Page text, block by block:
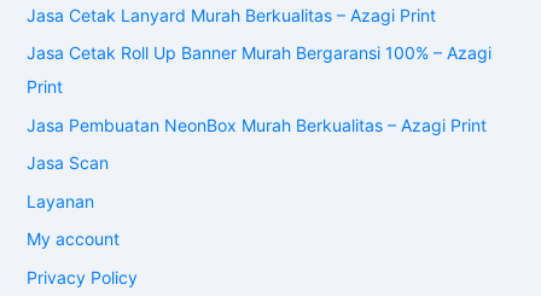
Jasa Cetak Lanyard Murah Berkualitas – Azagi Print
Jasa Cetak Roll Up Banner Murah Bergaransi 100% – Azagi
Print
Jasa Pembuatan NeonBox Murah Berkualitas – Azagi Print
Jasa Scan
Layanan
My account
Privacy Policy